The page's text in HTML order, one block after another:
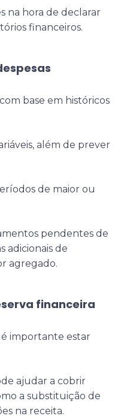
na hora de declarar
financeiros.
base em históricos
além de prever
de maior ou
pendentes de
adicionais de
agregado.
financeira
importante estar
ajudar a cobrir
a substituição de
na receita.